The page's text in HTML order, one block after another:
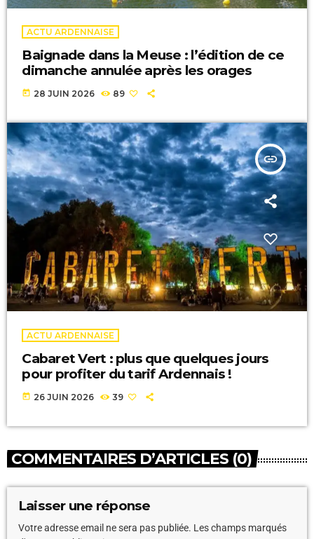
ACTU ARDENNAISE
Baignade dans la Meuse : l’édition de ce
dimanche annulée après les orages
today 28 JUIN 2026 89
insert_link
ACTU ARDENNAISE
Cabaret Vert : plus que quelques jours
pour profiter du tarif Ardennais !
today 26 JUIN 2026 39
COMMENTAIRES D’ARTICLES (0)
Laisser une réponse
Votre adresse email ne sera pas publiée. Les champs marqués